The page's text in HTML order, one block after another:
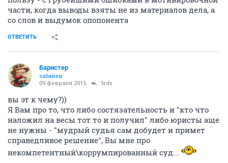
части, когда выводы взяты не из материалов дела, а
со слов и выдумок опопонента
ОТВЕТИТЬ
Баристер
забанен
09 февраля 2015 5rdx
вы эт к чему?))
Я Вам про то, что либо состязательность и "кто что
наложил на весы тот то и получил" либо юристы аще
не нужны - "мудрый судья сам добудет и примет
справедливое решение", Вы мне про
некомпетентный\коррумпированный суд...